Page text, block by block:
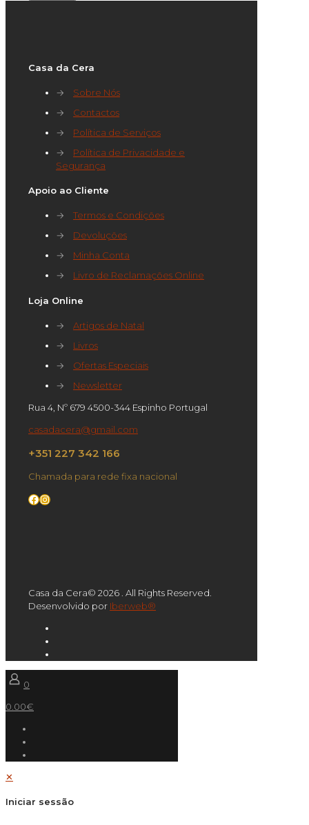
Casa da Cera
→
Sobre Nós
→
Contactos
→
Política de Serviços
→
Política de Privacidade e
Segurança
Apoio ao Cliente
→
Termos e Condições
→
Devoluções
→
Minha Conta
→
Livro de Reclamações Online
Loja Online
→
Artigos de Natal
→
Livros
→
Ofertas Especiais
→
Newsletter
Rua 4, Nº 679 4500-344 Espinho Portugal
casadacera@gmail.com
+351 227 342 166
Chamada para rede fixa nacional
Facebook
Instagram
Casa da Cera© 2026 . All Rights Reserved.
Desenvolvido por Iberweb®
0
0.00€
✕
Iniciar sessão